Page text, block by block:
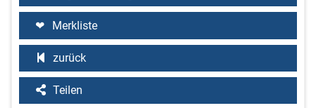
Merkliste
zurück
Teilen